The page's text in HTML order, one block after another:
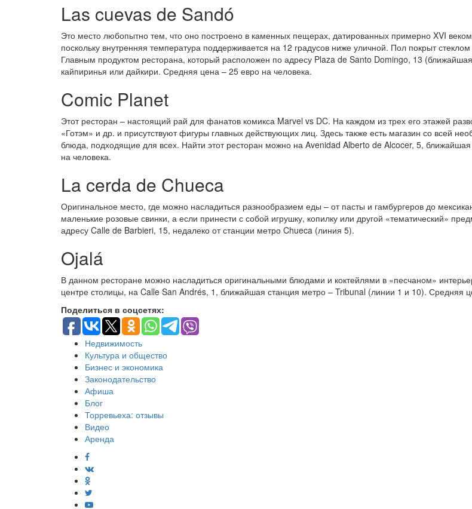
Las cuevas de Sandó
Это место любопытно тем, что оно построено в каменных пещерах, датированных примерно XVI
поскольку внутренняя температура поддерживается на 12 градусов ниже уличной. Пол покрыт
Главным продуктом ресторана, который расположен по адресу Plaza de Santo Domingo, 13
кайпиринья или дайкири. Средняя цена – 25 евро на человека.
Comic Planet
Этот ресторан – настоящий рай для фанатов комикса Marvel vs DC. На каждом из трех его этажей
«Готэм» и др. и присутствуют фигуры главных действующих лиц. Здесь также есть магазин со всей
блюда, подходящие для всех. Найти этот ресторан можно на Avenidad Alberto de Alcocer, 5,
на человека.
La cerda de Chueca
Оригинальное место, где можно насладиться разнообразием еды – от пасты и гамбургеров до
маленькие розовые свинки, а если принести с собой игрушку, копилку или другой «тематический»
адресу Calle de Barbieri, 15, недалеко от станции метро Chueca (линия 5).
Ojalá
В данном ресторане можно насладиться оригинальными блюдами и коктейлями в «песчаном»
центре столицы, на Calle San Andrés, 1, ближайшая станция метро – Tribunal (линии 1 и 10). Средняя
Поделиться в соцсетях:
Недвижимость
Культура и общество
Бизнес и экономика
Законодательство
Афиша
Блог
Торревьеха: отзывы
Видео
Аренда